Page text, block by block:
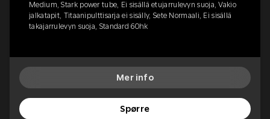
Medium, Stark power tube, Ei sisällä etujarrulevyn suoja, Vakio
jalkatapit, Titaanipulttisarja ei sisälly, Sete Normaali, Ei sisällä
takajarrulevyn suoja, Standard 60hk
Mer info
Spørre